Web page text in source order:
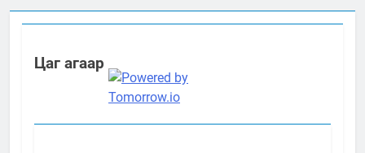
Цаг агаар